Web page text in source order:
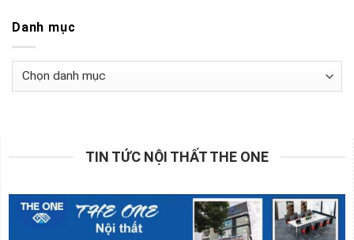
Danh mục
Danh
TIN TỨC NỘI THẤT THE ONE